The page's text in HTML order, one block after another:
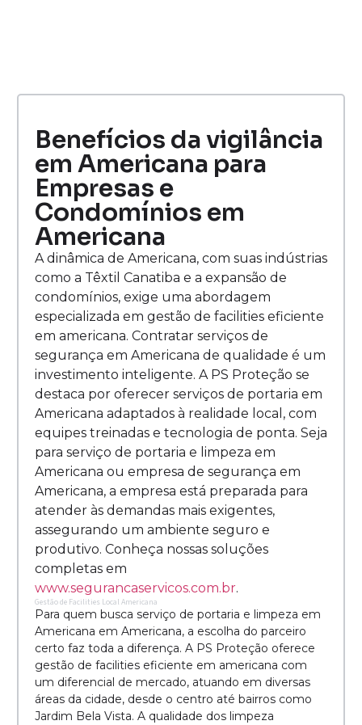
Benefícios da vigilância
em Americana para
Empresas e
Condomínios em
Americana
A dinâmica de Americana, com suas indústrias
como a Têxtil Canatiba e a expansão de
condomínios, exige uma abordagem
especializada em gestão de facilities eficiente
em americana. Contratar serviços de
segurança em Americana de qualidade é um
investimento inteligente. A PS Proteção se
destaca por oferecer serviços de portaria em
Americana adaptados à realidade local, com
equipes treinadas e tecnologia de ponta. Seja
para serviço de portaria e limpeza em
Americana ou empresa de segurança em
Americana, a empresa está preparada para
atender às demandas mais exigentes,
assegurando um ambiente seguro e
produtivo. Conheça nossas soluções
completas em
www.segurancaservicos.com.br.
Gestão de Facilities Local Americana
Para quem busca serviço de portaria e limpeza em
Americana em Americana, a escolha do parceiro
certo faz toda a diferença. A PS Proteção oferece
gestão de facilities eficiente em americana com
um diferencial de mercado, atuando em diversas
áreas da cidade, desde o centro até bairros como
Jardim Bela Vista. A qualidade dos limpeza